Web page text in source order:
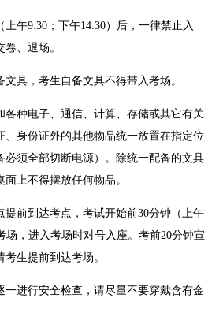
上午9:30；下午14:30）后，一律禁止入
、退场。
文具，考生自备文具不得带入考场。
各种电子、通信、计算、存储或其它有关
、身份证外的其他物品统一放置在指定位
必须全部切断电源）。除统一配备的文具
上不得摆放任何物品。
提前到达考点，考试开始前30分钟（上午
场，进入考场时对号入座。考前20分钟宣
生提前到达考场。
一进行安全检查，请尽量不要穿戴含有金